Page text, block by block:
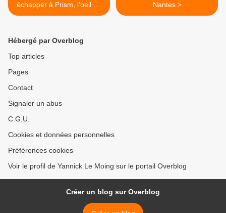
échapper à Prism, l'oeil de
la NSA sur les internautes
Nantes >
Hébergé par Overblog
Top articles
Pages
Contact
Signaler un abus
C.G.U.
Cookies et données personnelles
Préférences cookies
Voir le profil de Yannick Le Moing sur le portail Overblog
Créer un blog sur Overblog